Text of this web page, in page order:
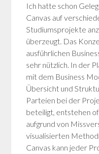
Ich hatte schon
Canvas auf
Studiumsprojekte
überzeugt. Das
ausführlichen
sehr nützlich. In der
mit dem Business
Übersicht und
Parteien bei der
beteiligt, entstehen
aufgrund von
visualisierten
Canvas kann jeder